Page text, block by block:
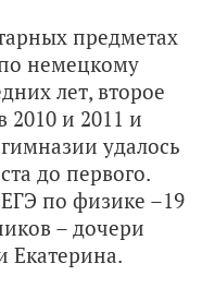
предметах
немецкому
лет, второе
2010 и 2011 и
удалось
до первого.
по физике –19
– дочери
Екатерина.